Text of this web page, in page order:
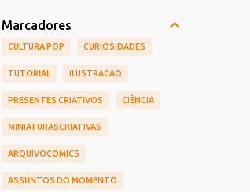
Marcadores
CULTURA POP CURIOSIDADES
TUTORIAL ILUSTRACAO
PRESENTES CRIATIVOS CIÊNCIA
MINIATURASCRIATIVAS
ARQUIVOCOMICS
ASSUNTOS DO MOMENTO